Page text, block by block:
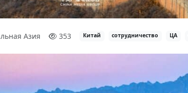
Азия 353 Китай сотрудничество ЦА